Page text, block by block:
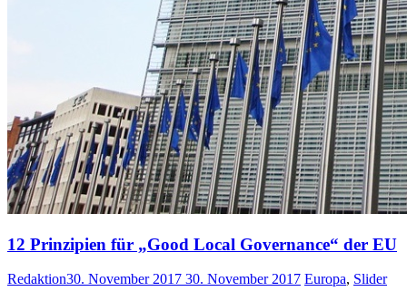
12 Prinzipien für „Good Local Governance“ der EU
Redaktion30. November 2017 30. November 2017 Europa, Slider